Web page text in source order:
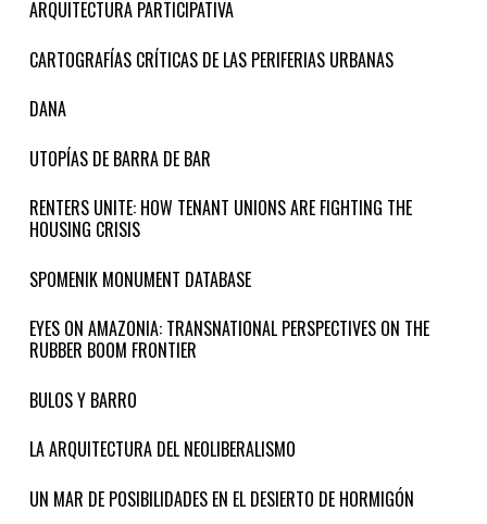
ARQUITECTURA PARTICIPATIVA
CARTOGRAFÍAS CRÍTICAS DE LAS PERIFERIAS URBANAS
DANA
UTOPÍAS DE BARRA DE BAR
RENTERS UNITE: HOW TENANT UNIONS ARE FIGHTING THE
HOUSING CRISIS
SPOMENIK MONUMENT DATABASE
EYES ON AMAZONIA: TRANSNATIONAL PERSPECTIVES ON THE
RUBBER BOOM FRONTIER
BULOS Y BARRO
LA ARQUITECTURA DEL NEOLIBERALISMO
UN MAR DE POSIBILIDADES EN EL DESIERTO DE HORMIGÓN